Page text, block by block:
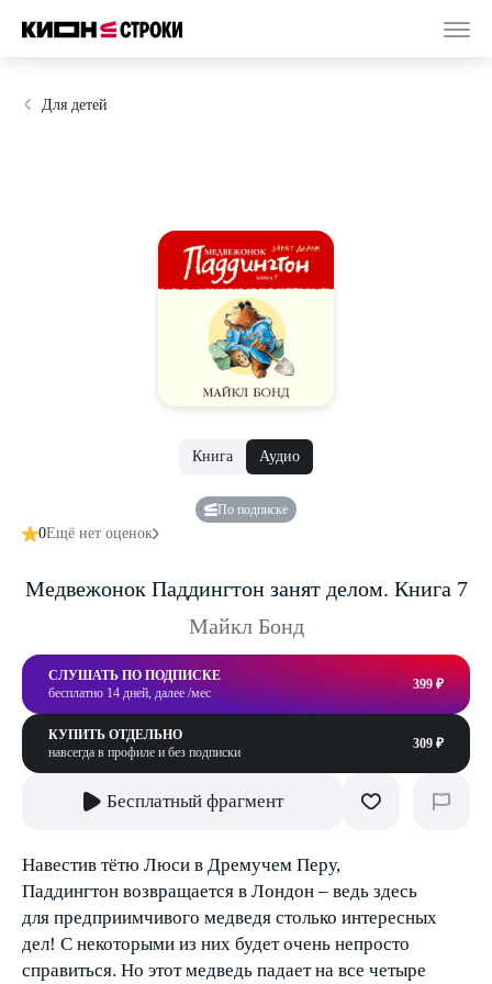
Для детей
Книга Аудио
По подписке
0Ещё нет оценок
Медвежонок Паддингтон занят делом. Книга 7
Майкл Бонд
СЛУШАТЬ ПО ПОДПИСКЕ
бесплатно 14 дней, далее /мес
399 ₽
КУПИТЬ ОТДЕЛЬНО
навсегда в профиле и без подписки
309 ₽
Бесплатный фрагмент
Навестив тётю Люси в Дремучем Перу,
Паддингтон возвращается в Лондон – ведь здесь
для предприимчивого медведя столько интересных
дел! С некоторыми из них будет очень непросто
справиться. Но этот медведь падает на все четыре